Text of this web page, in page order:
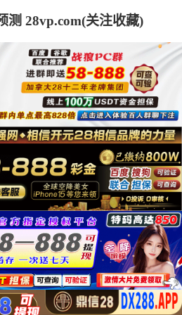
测 28vp.com(关注收藏)